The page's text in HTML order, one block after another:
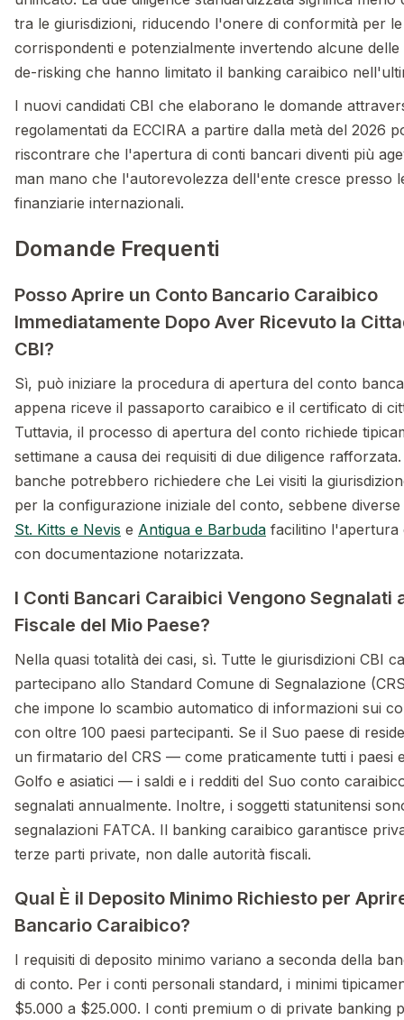
tra le giurisdizioni, riducendo l'onere di conformità per
corrispondenti e potenzialmente invertendo alcune delle
de-risking che hanno limitato il banking caraibico
I nuovi candidati CBI che elaborano le domande
regolamentati da ECCIRA a partire dalla metà del 2026
riscontrare che l'apertura di conti bancari diventi più
man mano che l'autorevolezza dell'ente cresce presso
finanziarie internazionali.
Domande Frequenti
Posso Aprire un Conto Bancario Caraibico
Immediatamente Dopo Aver Ricevuto la
CBI?
Sì, può iniziare la procedura di apertura del conto
appena riceve il passaporto caraibico e il certificato di
Tuttavia, il processo di apertura del conto richiede
settimane a causa dei requisiti di due diligence
banche potrebbero richiedere che Lei visiti la
per la configurazione iniziale del conto, sebbene diverse
St. Kitts e Nevis e Antigua e Barbuda facilitino l'apertura
con documentazione notarizzata.
I Conti Bancari Caraibici Vengono Segnalati
Fiscale del Mio Paese?
Nella quasi totalità dei casi, sì. Tutte le giurisdizioni CBI
partecipano allo Standard Comune di Segnalazione
che impone lo scambio automatico di informazioni sui
con oltre 100 paesi partecipanti. Se il Suo paese di
un firmatario del CRS — come praticamente tutti i paesi
Golfo e asiatici — i saldi e i redditi del Suo conto
segnalati annualmente. Inoltre, i soggetti statunitensi
segnalazioni FATCA. Il banking caraibico garantisce
terze parti private, non dalle autorità fiscali.
Qual È il Deposito Minimo Richiesto per
Bancario Caraibico?
I requisiti di deposito minimo variano a seconda della
di conto. Per i conti personali standard, i minimi
$5.000 a $25.000. I conti premium o di private banking